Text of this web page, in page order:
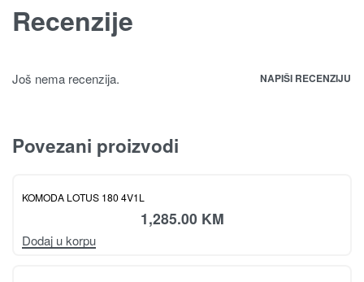
Recenzije
Još nema recenzija. NAPIŠI RECENZIJU
Povezani proizvodi
KOMODA LOTUS 180 4V1L
1,285.00 KM
Dodaj u korpu